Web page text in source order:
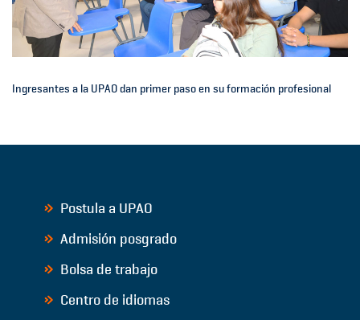
Ingresantes a la UPAO dan primer paso en su formación profesional
Postula a UPAO
Admisión posgrado
Bolsa de trabajo
Centro de idiomas